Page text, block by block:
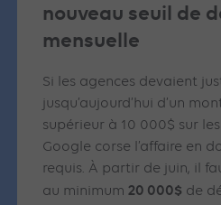
nouveau seuil de
mensuelle
Si les agences devaient
jusqu’aujourd’hui d’un
supérieur à 10 000$ sur
Google corse l’affaire en
requis. À partir de juin, il
au minimum20 000$ de